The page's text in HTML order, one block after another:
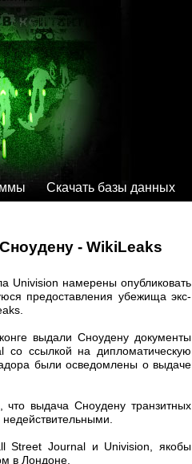
Скачать базы данных
- WikiLeaks
Univision намерены опубликовать
предоставления убежища экс-
выдали Сноудену документы
ссылкой на дипломатическую
были осведомлены о выдаче
выдача Сноудену транзитных
Street Journal и Univision, якобы
в Лондоне.